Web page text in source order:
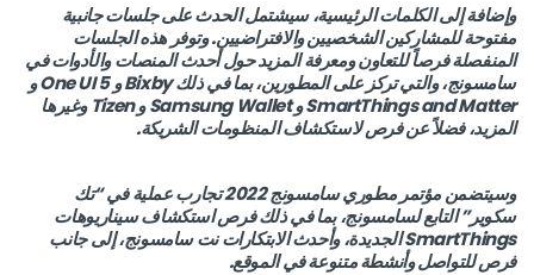
وإضافة إلى الكلمات الرئيسية، سيشتمل الحدث على جلسات جانبية
مفتوحة للمشاركين الشخصيين والافتراضيين. وتوفر هذه الجلسات
المنفصلة فرصاً للتعاون ومعرفة المزيد حول أحدث المنصات والأدوات في
سامسونج، والتي تركز على المطورين، بما في ذلك Bixby و One UI 5 و
SmartThings and Matter و Samsung Wallet و Tizen وغيرها
المزيد، فضلاً عن فرص لاستكشاف المنظومات الشريكة.
وسيتضمن مؤتمر مطوري سامسونج 2022 تجارب عملية في “تك
سكوير” التابع لسامسونج، بما في ذلك فرص استكشاف سيناريوهات
SmartThings الجديدة، وأحدث الابتكارات نت سامسونج، إلى جانب
فرص للتواصل وأنشطة متنوعة في الموقع.